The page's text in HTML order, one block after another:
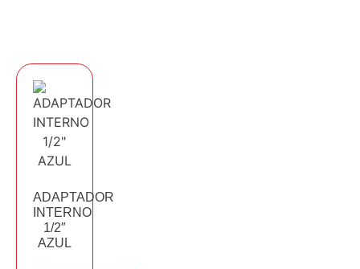
ADAPTADOR
INTERNO
1/2″
AZUL